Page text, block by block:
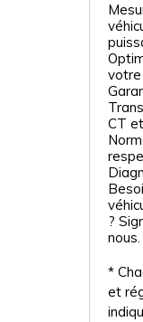
CT
?
nous.
*
et